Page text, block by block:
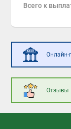
Всего к
Онлайн-
Отзывы